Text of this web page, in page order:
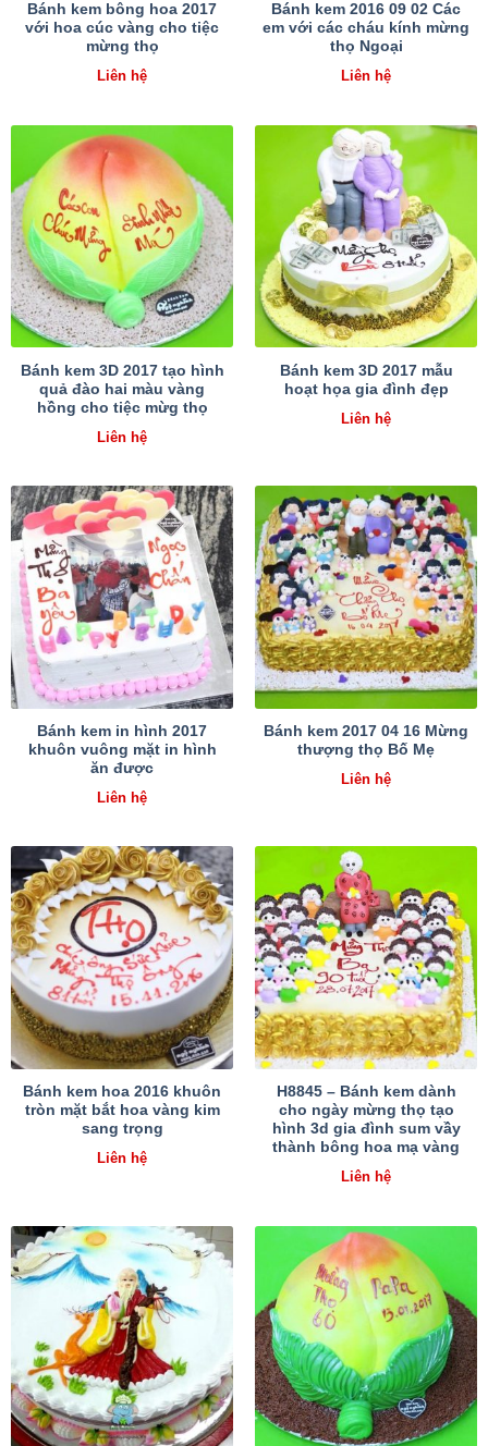
Bánh kem bông hoa 2017
với hoa cúc vàng cho tiệc
mừng thọ
Liên hệ
Bánh kem 2016 09 02 Các
em với các cháu kính mừng
thọ Ngoại
Liên hệ
Bánh kem 3D 2017 tạo hình
quả đào hai màu vàng
hồng cho tiệc mừg thọ
Liên hệ
Bánh kem 3D 2017 mẫu
hoạt họa gia đình đẹp
Liên hệ
Bánh kem in hình 2017
khuôn vuông mặt in hình
ăn được
Liên hệ
Bánh kem 2017 04 16 Mừng
thượng thọ Bố Mẹ
Liên hệ
Bánh kem hoa 2016 khuôn
tròn mặt bắt hoa vàng kim
sang trọng
Liên hệ
H8845 – Bánh kem dành
cho ngày mừng thọ tạo
hình 3d gia đình sum vầy
thành bông hoa mạ vàng
Liên hệ